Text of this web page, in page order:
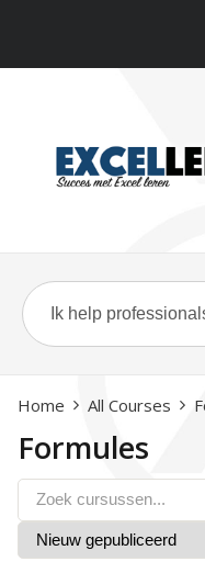
Home All Courses
Formules